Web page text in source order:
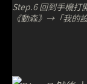
Step.6 回到手機打
《動森》→「我的